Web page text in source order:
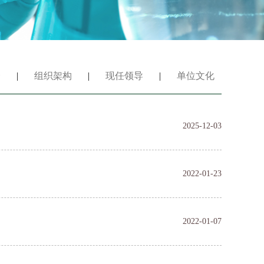
| 组织架构 | 现任领导 | 单位文化
2025-12-03
2022-01-23
2022-01-07